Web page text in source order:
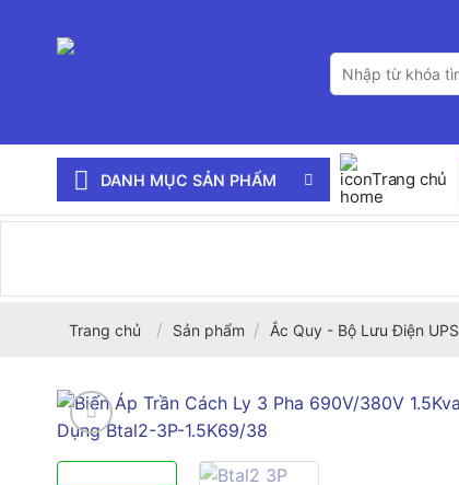
Tìm
kiếm:
DANH MỤC SẢN PHẨM Trang chủ
Trang chủ / Sản phẩm / Ắc Quy - Bộ Lưu Điện